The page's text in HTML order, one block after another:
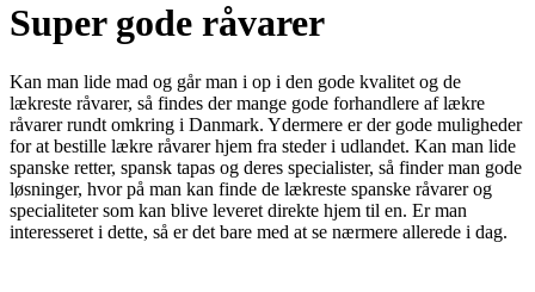
Super gode råvarer
Kan man lide mad og går man i op i den gode kvalitet og de
lækreste råvarer, så findes der mange gode forhandlere af lækre
råvarer rundt omkring i Danmark. Ydermere er der gode muligheder
for at bestille lækre råvarer hjem fra steder i udlandet. Kan man lide
spanske retter, spansk tapas og deres specialister, så finder man gode
løsninger, hvor på man kan finde de lækreste spanske råvarer og
specialiteter som kan blive leveret direkte hjem til en. Er man
interesseret i dette, så er det bare med at se nærmere allerede i dag.